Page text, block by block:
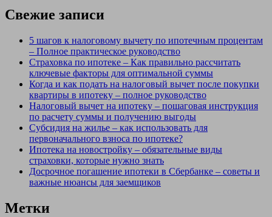
Свежие записи
5 шагов к налоговому вычету по ипотечным процентам
– Полное практическое руководство
Страховка по ипотеке – Как правильно рассчитать
ключевые факторы для оптимальной суммы
Когда и как подать на налоговый вычет после покупки
квартиры в ипотеку – полное руководство
Налоговый вычет на ипотеку – пошаговая инструкция
по расчету суммы и получению выгоды
Субсидия на жилье – как использовать для
первоначального взноса по ипотеке?
Ипотека на новостройку – обязательные виды
страховки, которые нужно знать
Досрочное погашение ипотеки в Сбербанке – советы и
важные нюансы для заемщиков
Метки